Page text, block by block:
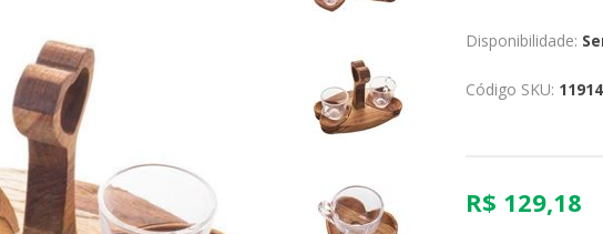
Disponibilidade:
Código SKU:
R$ 129,18